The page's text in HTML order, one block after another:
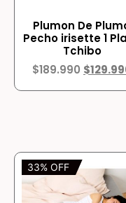
Plumon De
Pecho irisette 1
Tchibo
$189.990 $
33% OFF